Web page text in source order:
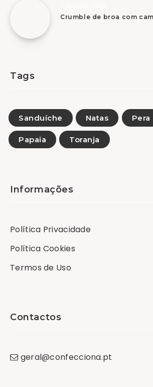
Crumble de broa com
Tags
Sanduíche Natas Pera
Papaia Toranja
Informações
Política Privacidade
Política Cookies
Termos de Uso
Contactos
geral@confecciona.pt